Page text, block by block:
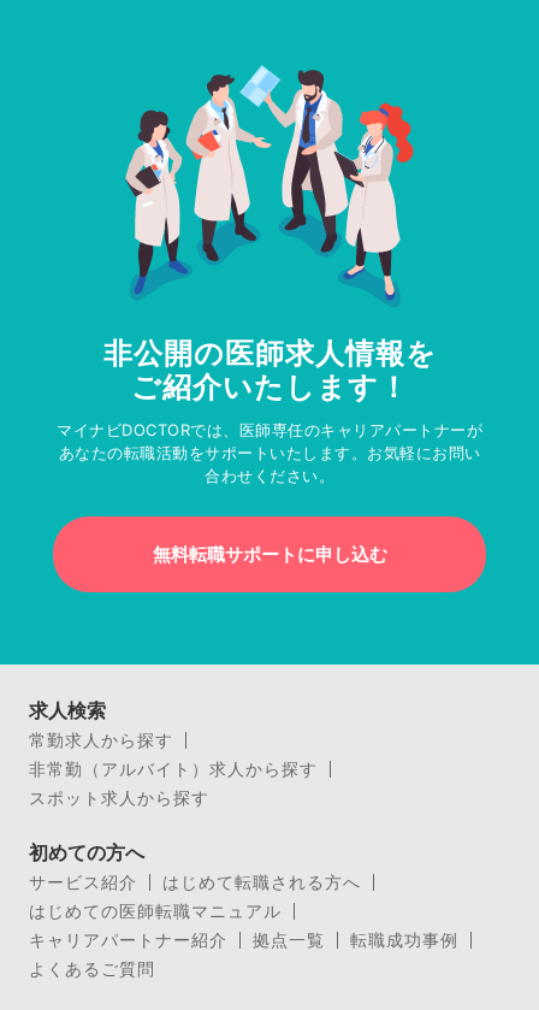
非公開の医師求人情報を
ご紹介いたします！
マイナビDOCTORでは、医師専任のキャリアパートナーが
あなたの転職活動をサポートいたします。お気軽にお問い
合わせください。
無料転職サポートに申し込む
求人検索
常勤求人から探す
非常勤（アルバイト）求人から探す
スポット求人から探す
初めての方へ
サービス紹介
はじめて転職される方へ
はじめての医師転職マニュアル
キャリアパートナー紹介
拠点一覧
転職成功事例
よくあるご質問